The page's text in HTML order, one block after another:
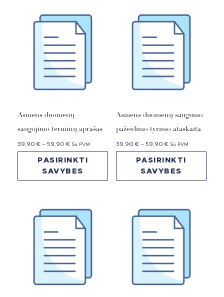
Asmens duomenų
saugojimo terminų aprašas
39,90€ – 59,90€ Su PVM
PASIRINKTI
SAVYBES
Asmens duomenų saugumo
pažeidimo tyrimo ataskaita
39,90€ – 59,90€ Su PVM
PASIRINKTI
SAVYBES